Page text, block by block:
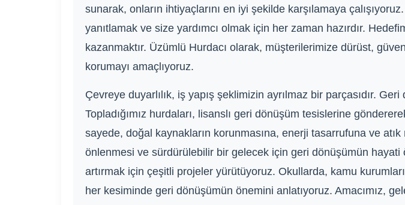
sunarak, onların ihtiyaçlarını en iyi şekilde karşılamaya
yanıtlamak ve size yardımcı olmak için her zaman hazırdır.
kazanmaktır. Üzümlü Hurdacı olarak, müşterilerimize dürüst,
korumayı amaçlıyoruz.
Çevreye duyarlılık, iş yapış şeklimizin ayrılmaz bir parçasıdır.
Topladığımız hurdaları, lisanslı geri dönüşüm tesislerine
sayede, doğal kaynakların korunmasına, enerji tasarrufuna ve
önlenmesi ve sürdürülebilir bir gelecek için geri dönüşümün hayati
artırmak için çeşitli projeler yürütüyoruz. Okullarda, kamu
her kesiminde geri dönüşümün önemini anlatıyoruz. Amacımız,